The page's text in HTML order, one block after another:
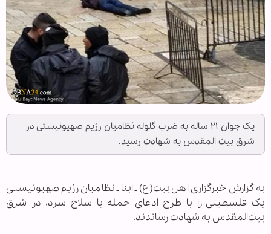
یک جوان ۲۱ ساله به ضرب گلوله نظامیان رژیم صهیونیستی در
شرق بیت المقدس به شهادت رسید.
به گزارش خبرگزاری اهل‌بیت(ع) ـ ابنا ـ نظامیان رژیم صهیونیستی
یک فلسطینی را با طرح ادعای حمله با سلاح سرد، در شرق
بیت‌المقدس به شهادت رساندند.